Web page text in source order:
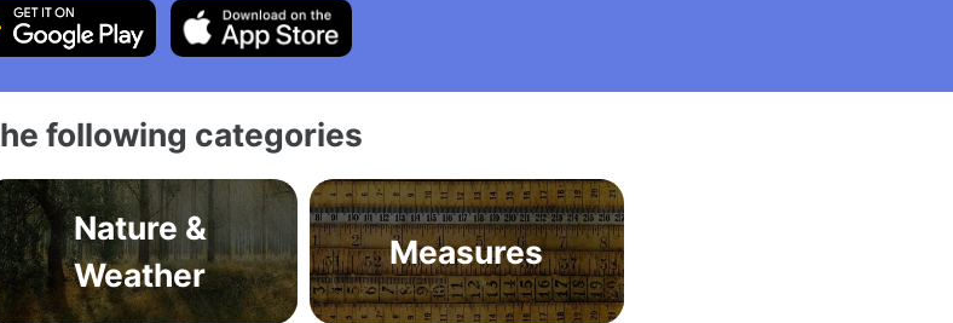
following categories
Nature &
Weather
Measures